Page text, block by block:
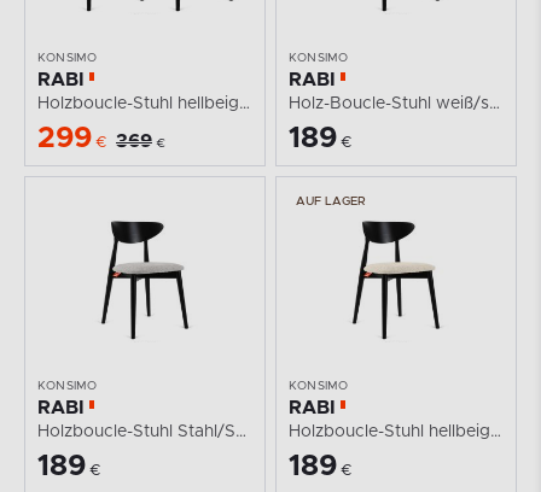
KONSIMO
RABI
Holzboucle-Stuhl hellbeige/schwarz 2 tlg.
299 € 369 €
KONSIMO
RABI
Holz-Boucle-Stuhl weiß/schwarz
189 €
KONSIMO
RABI
Holzboucle-Stuhl Stahl/Schwarz
189 €
AUF LAGER
KONSIMO
RABI
Holzboucle-Stuhl hellbeige/schwarz
189 €